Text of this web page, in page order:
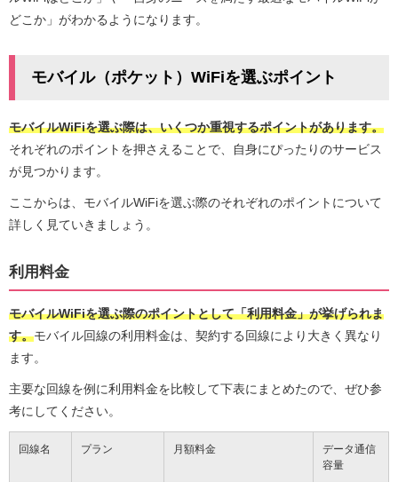
どこか」がわかるようになります。
モバイル（ポケット）WiFiを選ぶポイント
モバイルWiFiを選ぶ際は、いくつか重視するポイントがあります。
それぞれのポイントを押さえることで、自身にぴったりのサービス
が見つかります。
ここからは、モバイルWiFiを選ぶ際のそれぞれのポイントについて
詳しく見ていきましょう。
利用料金
モバイルWiFiを選ぶ際のポイントとして「利用料金」が挙げられま
す。モバイル回線の利用料金は、契約する回線により大きく異なり
ます。
主要な回線を例に利用料金を比較して下表にまとめたので、ぜひ参
考にしてください。
回線名 プラン 月額料金
データ通信
容量